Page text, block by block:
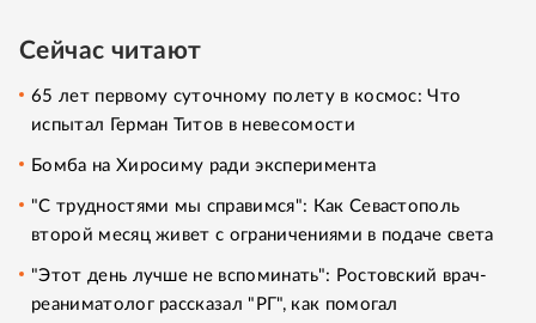
Сейчас читают
65 лет первому суточному полету в космос: Что
испытал Герман Титов в невесомости
Бомба на Хиросиму ради эксперимента
"С трудностями мы справимся": Как Севастополь
второй месяц живет с ограничениями в подаче света
"Этот день лучше не вспоминать": Ростовский врач-
реаниматолог рассказал "РГ", как помогал